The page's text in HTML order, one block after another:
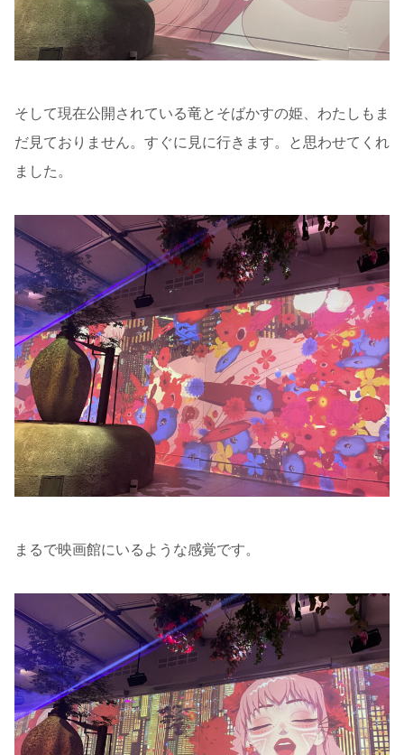
そして現在公開されている竜とそばかすの姫、わたしもま
だ見ておりません。すぐに見に行きます。と思わせてくれ
ました。
まるで映画館にいるような感覚です。